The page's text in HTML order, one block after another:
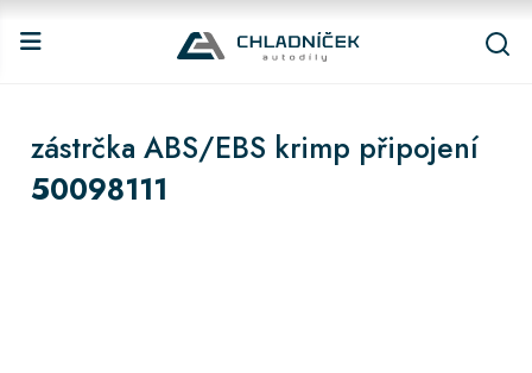
zástrčka ABS/EBS krimp připojení
50098111